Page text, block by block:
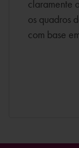
claramente
os quadros
com base